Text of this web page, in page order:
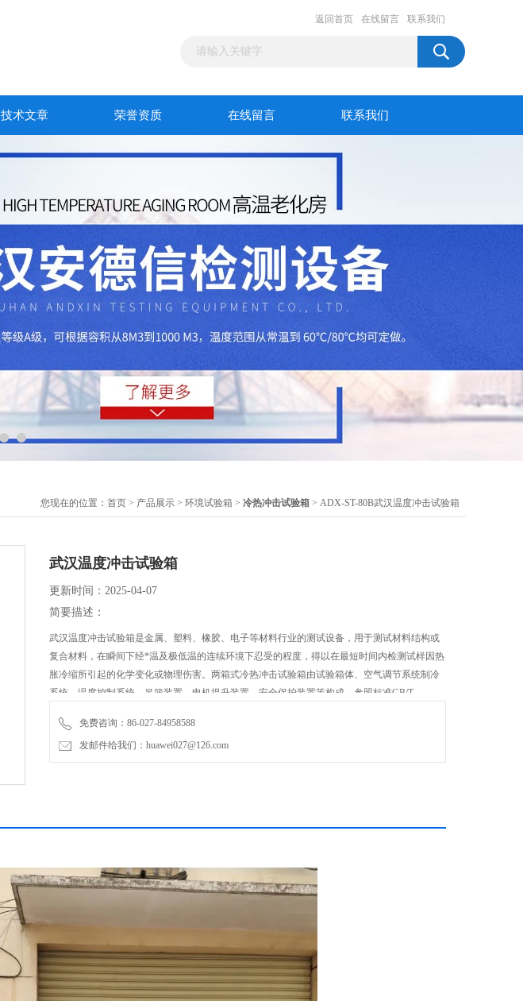
返回首页 在线留言 联系我们
技术文章 荣誉资质 在线留言 联系我们
您现在的位置： 首页 > 产品展示 > 环境试验箱 > 冷热冲击试验箱 > ADX-ST-80B武汉温度冲击试验箱
武汉温度冲击试验箱
更新时间：2025-04-07
简要描述：
武汉温度冲击试验箱是金属、塑料、橡胶、电子等材料行业的测试设备，用于测试材料结构或
复合材料，在瞬间下经*温及极低温的连续环境下忍受的程度，得以在最短时间内检测试样因热
胀冷缩所引起的化学变化或物理伤害。两箱式冷热冲击试验箱由试验箱体、空气调节系统制冷
系统、温度控制系统、吊篮装置、电机提升装置、安全保护装置等构成。参照标准GB/T
免费咨询：86-027-84958588
发邮件给我们：huawei027@126.com